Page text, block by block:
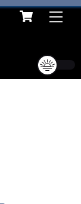
Cart